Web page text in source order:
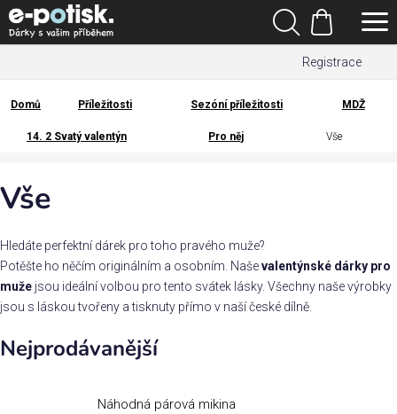
Přejít
na
obsah
Registrace
Hledat
Nákupní
košík
Kategorie
Dárek
pro
Rodina
/
Láska
Povolání,
Domů
Domů Příležitosti Sezóní příležitosti MDŽ
14. 2 Svatý valentýn Pro něj Vše
Vše
Hledáte perfektní dárek pro toho pravého muže?
Potěšte ho něčím originálním a osobním. Naševalentýnské dárky pro
muže jsou ideální volbou pro tento svátek lásky. Všechny naše výrobky
jsou s láskou tvořeny a tisknuty přímo v naší české dílně.
Nejprodávanější
Náhodná párová mikina